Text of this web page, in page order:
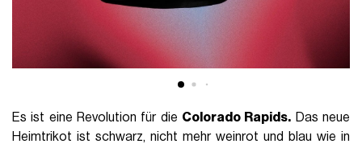
Es ist eine Revolution für die Colorado Rapids. Das neue
Heimtrikot ist schwarz, nicht mehr weinrot und blau wie in